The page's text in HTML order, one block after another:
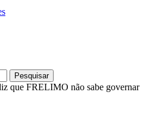
que FRELIMO não sabe governar